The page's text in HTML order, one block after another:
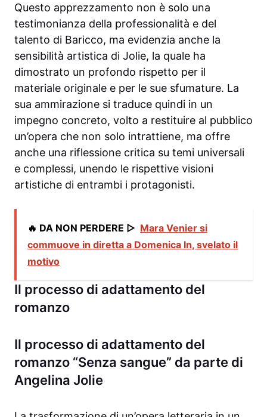
Questo apprezzamento non è solo una
testimonianza della professionalità e del
talento di Baricco, ma evidenzia anche la
sensibilità artistica di Jolie, la quale ha
dimostrato un profondo rispetto per il
materiale originale e per le sue sfumature. La
sua ammirazione si traduce quindi in un
impegno concreto, volto a restituire al pubblico
un’opera che non solo intrattiene, ma offre
anche una riflessione critica su temi universali
e complessi, unendo le rispettive visioni
artistiche di entrambi i protagonisti.
🔥 DA NON PERDERE ▷ Mara Venier si
commuove in diretta a Domenica In, svelato il
motivo
Il processo di adattamento del
romanzo
Il processo di adattamento del
romanzo “Senza sangue” da parte di
Angelina Jolie